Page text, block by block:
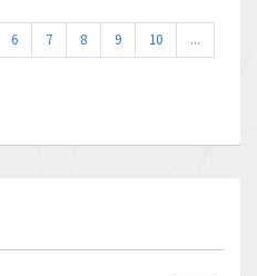
6 7 8 9 10
...